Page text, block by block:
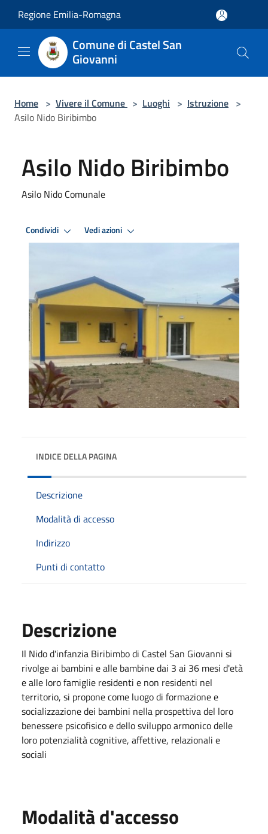
Regione Emilia-Romagna
Comune di Castel San
Giovanni
Home > Vivere il Comune > Luoghi > Istruzione >
Asilo Nido Biribimbo
Asilo Nido Biribimbo
Asilo Nido Comunale
Condividi Vedi azioni
INDICE DELLA PAGINA
Descrizione
Modalità di accesso
Indirizzo
Punti di contatto
Descrizione
Il Nido d'infanzia Biribimbo di Castel San Giovanni si
rivolge ai bambini e alle bambine dai 3 ai 36 mesi d'età
e alle loro famiglie residenti e non residenti nel
territorio, si propone come luogo di formazione e
socializzazione dei bambini nella prospettiva del loro
benessere psicofisico e dello sviluppo armonico delle
loro potenzialità cognitive, affettive, relazionali e
sociali
Modalità d'accesso